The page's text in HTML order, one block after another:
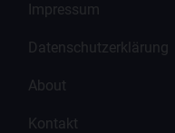
Impressum
Datenschutzerklärung
About
Kontakt